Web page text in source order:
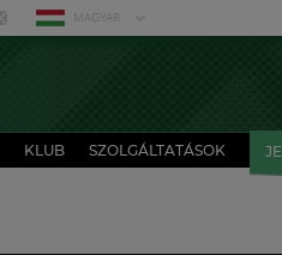
MAGYAR
KLUB SZOLGÁLTATÁSOK